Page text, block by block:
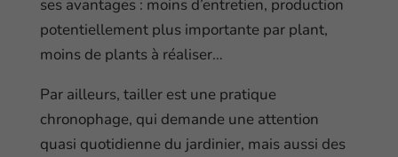
ses avantages : moins d’entretien, production
potentiellement plus importante par plant,
moins de plants à réaliser…
Par ailleurs, tailler est une pratique
chronophage, qui demande une attention
quasi quotidienne du jardinier, mais aussi des